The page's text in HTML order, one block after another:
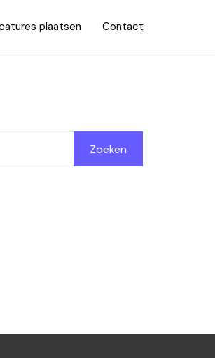
plaatsen Contact